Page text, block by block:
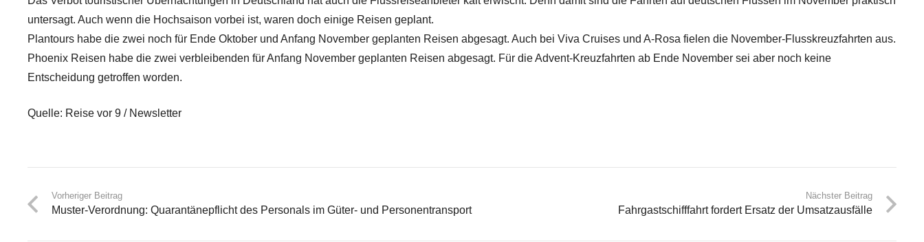
untersagt. Auch wenn die Hochsaison vorbei ist, waren doch einige Reisen geplant.
Plantours habe die zwei noch für Ende Oktober und Anfang November geplanten Reisen abgesagt. Auch bei Viva Cruises und A-Rosa fielen die November-Flusskreuzfahrten aus.
Phoenix Reisen habe die zwei verbleibenden für Anfang November geplanten Reisen abgesagt. Für die Advent-Kreuzfahrten ab Ende November sei aber noch keine
Entscheidung getroffen worden.
Quelle: Reise vor 9 / Newsletter
Vorheriger Beitrag
Muster-Verordnung: Quarantänepflicht des Personals im Güter- und Personentransport
Nächster Beitrag
Fahrgastschifffahrt fordert Ersatz der Umsatzausfälle